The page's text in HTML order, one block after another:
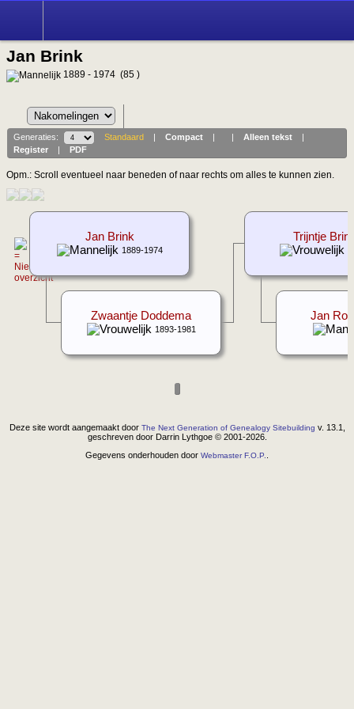
Jan Brink
1889 - 1974 (85 )
Generaties: Standaard Compact| Alleen tekst|
Register| PDF
Opm.: Scroll eventueel naar beneden of naar rechts om alles te kunnen zien.
Trijntje
Jan
Jan Brink
1889-1974
Zwaantje Doddema
1893-1981
Deze site wordt aangemaakt door The Next Generation of Genealogy Sitebuilding v. 13.1,
geschreven door Darrin Lythgoe © 2001-2026.
Gegevens onderhouden door Webmaster F.O.P.